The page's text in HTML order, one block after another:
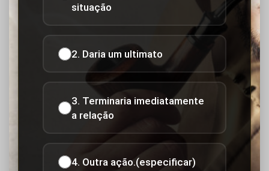
situação
2. Daria um ultimato
3. Terminaria imediatamente
a relação
4. Outra ação.(especificar)